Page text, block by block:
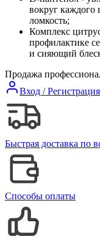
вокруг каждого
ломкость;
Комплекс
профилактике
и сияющий
Продажа
Вход / Регистрация
Быстрая доставка по
Способы оплаты